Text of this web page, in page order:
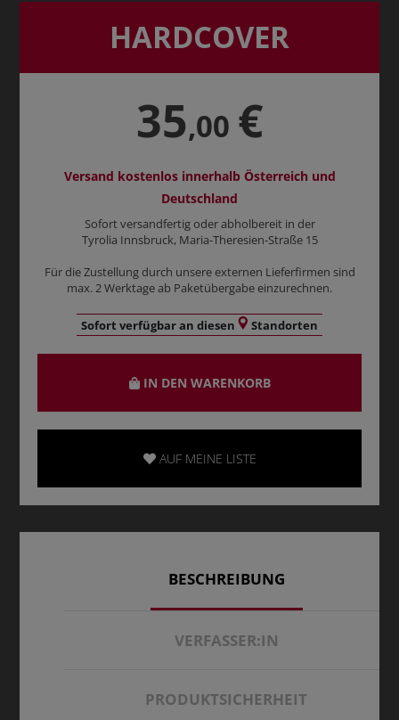
HARDCOVER
35,00 €
Versand kostenlos innerhalb Österreich und
Deutschland
Sofort versandfertig oder abholbereit in der
Tyrolia Innsbruck, Maria-Theresien-Straße 15
Für die Zustellung durch unsere externen Lieferfirmen sind
max. 2 Werktage ab Paketübergabe einzurechnen.
Sofort verfügbar an diesen Standorten
IN DEN WARENKORB
AUF MEINE LISTE
BESCHREIBUNG
VERFASSER:IN
PRODUKTSICHERHEIT